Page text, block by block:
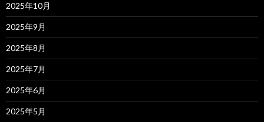
2025年10月
2025年9月
2025年8月
2025年7月
2025年6月
2025年5月